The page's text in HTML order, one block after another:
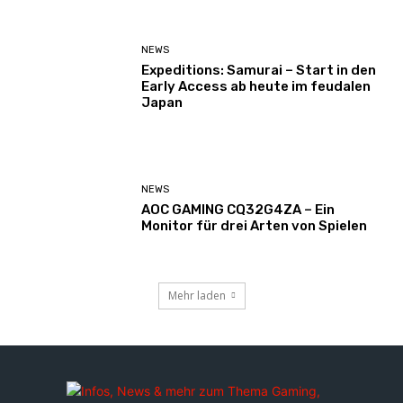
NEWS
Expeditions: Samurai – Start in den
Early Access ab heute im feudalen
Japan
NEWS
AOC GAMING CQ32G4ZA – Ein
Monitor für drei Arten von Spielen
Mehr laden